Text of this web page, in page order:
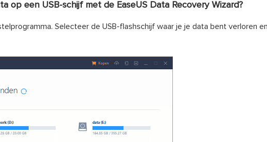
op een USB-schijf met de EaseUS Data Recovery Wizard?
Selecteer de USB-flashschijf waar je je data bent verloren